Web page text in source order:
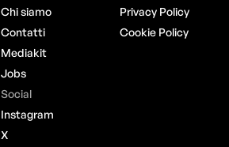
Chi siamo
Contatti
Mediakit
Jobs
Social
Instagram
X
Privacy Policy
Cookie Policy